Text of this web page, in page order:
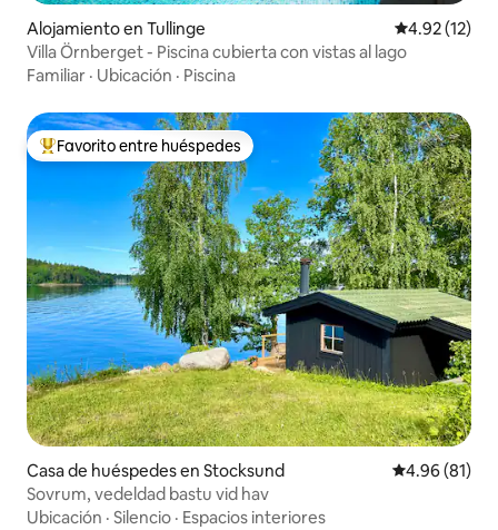
Alojamiento en Tullinge Calificación
4.92 (12)
Villa Örnberget - Piscina cubierta con vistas al lago
Familiar · Ubicación · Piscina
Favorito entre huéspedes preferido
Favorito entre huéspedes
Casa de huéspedes en Stocksund Calificación
4.96 (81)
Sovrum, vedeldad bastu vid hav
Ubicación · Silencio · Espacios interiores